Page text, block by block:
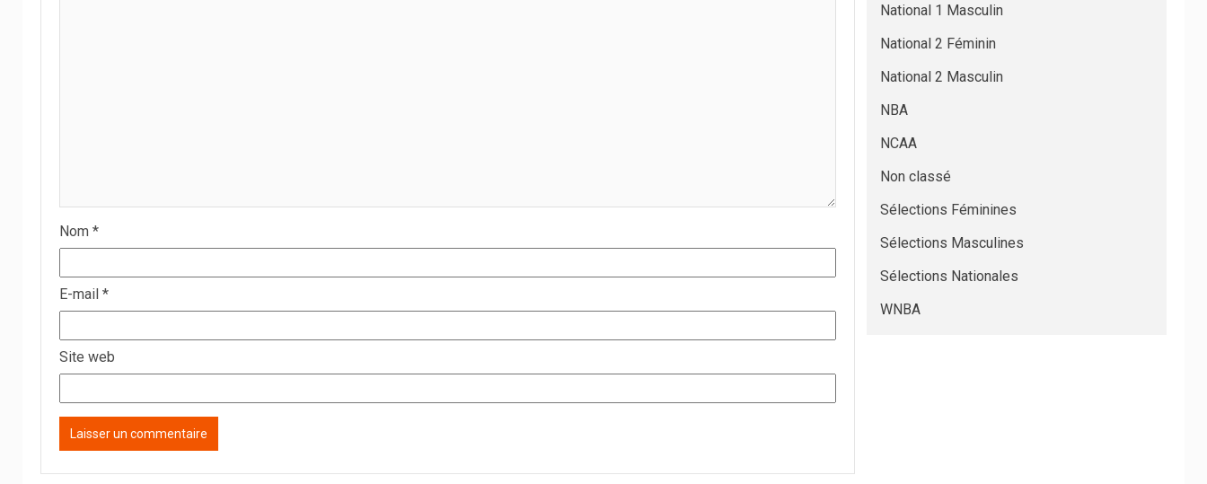
Nom *
E-mail *
Site web
National 1 Masculin
National 2 Féminin
National 2 Masculin
NBA
NCAA
Non classé
Sélections Féminines
Sélections Masculines
Sélections Nationales
WNBA